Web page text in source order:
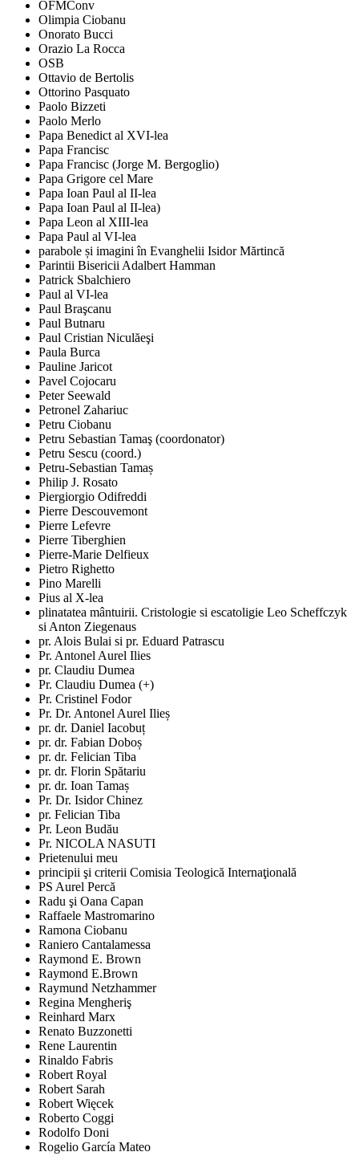
OFMConv
Olimpia Ciobanu
Onorato Bucci
Orazio La Rocca
OSB
Ottavio de Bertolis
Ottorino Pasquato
Paolo Bizzeti
Paolo Merlo
Papa Benedict al XVI-lea
Papa Francisc
Papa Francisc (Jorge M. Bergoglio)
Papa Grigore cel Mare
Papa Ioan Paul al II-lea
Papa Ioan Paul al II-lea)
Papa Leon al XIII-lea
Papa Paul al VI-lea
parabole și imagini în Evanghelii Isidor Mărtincă
Parintii Bisericii Adalbert Hamman
Patrick Sbalchiero
Paul al VI-lea
Paul Braşcanu
Paul Butnaru
Paul Cristian Niculăeşi
Paula Burca
Pauline Jaricot
Pavel Cojocaru
Peter Seewald
Petronel Zahariuc
Petru Ciobanu
Petru Sebastian Tamaş (coordonator)
Petru Sescu (coord.)
Petru-Sebastian Tamaș
Philip J. Rosato
Piergiorgio Odifreddi
Pierre Descouvemont
Pierre Lefevre
Pierre Tiberghien
Pierre-Marie Delfieux
Pietro Righetto
Pino Marelli
Pius al X-lea
plinatatea mântuirii. Cristologie si escatoligie Leo Scheffczyk
si Anton Ziegenaus
pr. Alois Bulai si pr. Eduard Patrascu
Pr. Antonel Aurel Ilies
pr. Claudiu Dumea
Pr. Claudiu Dumea (+)
Pr. Cristinel Fodor
Pr. Dr. Antonel Aurel Ilieș
pr. dr. Daniel Iacobuț
pr. dr. Fabian Doboș
pr. dr. Felician Tiba
pr. dr. Florin Spătariu
pr. dr. Ioan Tamaș
Pr. Dr. Isidor Chinez
pr. Felician Tiba
Pr. Leon Budău
Pr. NICOLA NASUTI
Prietenului meu
principii şi criterii Comisia Teologică Internaţională
PS Aurel Percă
Radu şi Oana Capan
Raffaele Mastromarino
Ramona Ciobanu
Raniero Cantalamessa
Raymond E. Brown
Raymond E.Brown
Raymund Netzhammer
Regina Mengheriş
Reinhard Marx
Renato Buzzonetti
Rene Laurentin
Rinaldo Fabris
Robert Royal
Robert Sarah
Robert Więcek
Roberto Coggi
Rodolfo Doni
Rogelio García Mateo